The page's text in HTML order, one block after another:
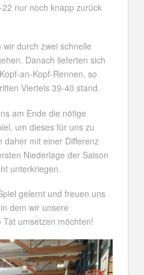
nur noch knapp zurück
durch zwei schnelle
Danach lieferten sich
an-Kopf-Rennen, so
Viertels 39-40 stand.
am Ende die nötige
um dieses für uns zu
daher mit einer Differenz
Niederlage der Saison
unterkriegen.
gelernt und freuen uns
dem wir unsere
umsetzen möchten!